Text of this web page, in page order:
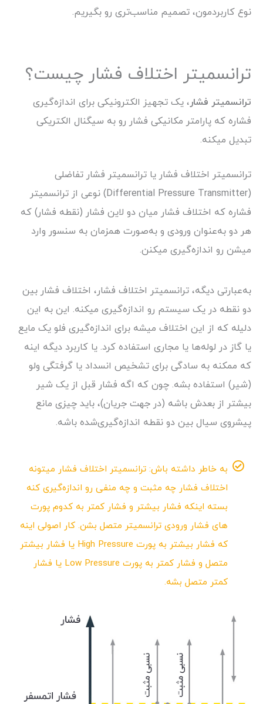
نوع کاربردمون، تصمیم مناسب‌تری رو بگیریم.
ترانسمیتر اختلاف فشار چیست؟
ترانسمیتر فشار ، یک تجهیز الکترونیکی برای اندازه‌گیری
فشاره که پارامتر مکانیکی فشار رو به سیگنال الکتریکی
تبدیل میکنه.
ترانسمیتر اختلاف فشار یا ترانسمیتر فشار تفاضلی
(Differential Pressure Transmitter) نوعی از ترانسمیتر
فشاره که اختلاف فشار میان دو لاین فشار (نقطه فشار) که
هر دو به‌عنوان ورودی و به‌صورت همزمان به سنسور وارد
میشن رو اندازه‌گیری میکنن.
به‌عبارتی دیگه، ترانسمیتر اختلاف فشار، اختلاف فشار بین
دو نقطه در یک سیستم رو اندازه‌گیری میکنه. این به این
دلیله که از این اختلاف میشه برای اندازه‌گیری فلو یک مایع
یا گاز در لوله‌ها یا مجاری استفاده کرد. یا کاربرد دیگه اینه
که ممکنه به سادگی برای تشخیص انسداد یا گرفتگی ولو
(شیر) استفاده بشه. چون که اگه فشار قبل از یک شیر
بیشتر از بعدش باشه (در جهت جریان)، باید چیزی مانع
پیشروی سیال بین دو نقطه اندازه‌گیری‌شده باشه.
به خاطر داشته باش: ترانسمیتر اختلاف فشار میتونه
اختلاف فشار چه مثبت و چه منفی رو اندازه‌گیری کنه
بسته اینکه فشار بیشتر و فشار کمتر به کدوم پورت
های فشار ورودی ترانسمیتر متصل بشن. کار اصولی اینه
که فشار بیشتر به پورت High Pressure یا فشار بیشتر
متصل و فشار کمتر به پورت Low Pressure یا فشار
کمتر متصل بشه.